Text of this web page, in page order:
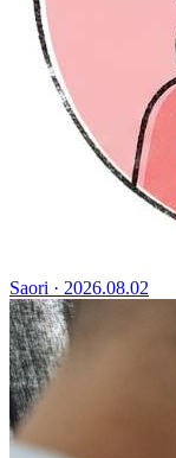
Saori · 2026.08.02